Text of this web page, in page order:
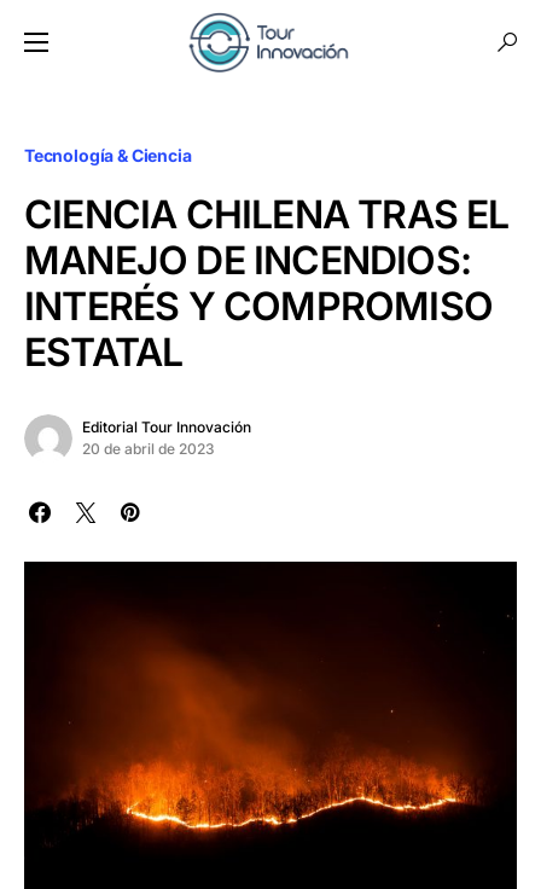
Tecnología & Ciencia
CIENCIA CHILENA TRAS EL
MANEJO DE INCENDIOS:
INTERÉS Y COMPROMISO
ESTATAL
Editorial Tour Innovación
20 de abril de 2023